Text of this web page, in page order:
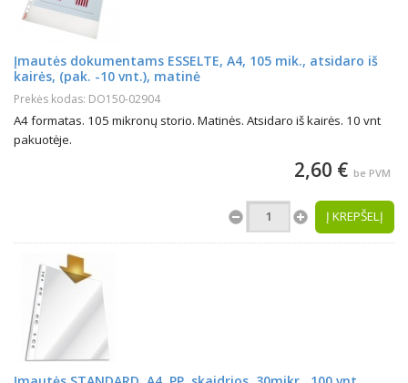
Įmautės dokumentams ESSELTE, A4, 105 mik., atsidaro iš
kairės, (pak. -10 vnt.), matinė
Prekės kodas: DO150-02904
A4 formatas. 105 mikronų storio. Matinės. Atsidaro iš kairės. 10 vnt
pakuotėje.
2,60 € be PVM
Į KREPŠELĮ